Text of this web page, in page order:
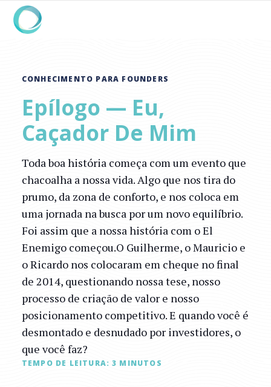
CONHECIMENTO PARA FOUNDERS
Epílogo — Eu,
Caçador De Mim
Toda boa história começa com um evento que
chacoalha a nossa vida. Algo que nos tira do
prumo, da zona de conforto, e nos coloca em
uma jornada na busca por um novo equilíbrio.
Foi assim que a nossa história com o El
Enemigo começou.O Guilherme, o Mauricio e
o Ricardo nos colocaram em cheque no final
de 2014, questionando nossa tese, nosso
processo de criação de valor e nosso
posicionamento competitivo. E quando você é
desmontado e desnudado por investidores, o
que você faz?
TEMPO DE LEITURA: 3 MINUTOS